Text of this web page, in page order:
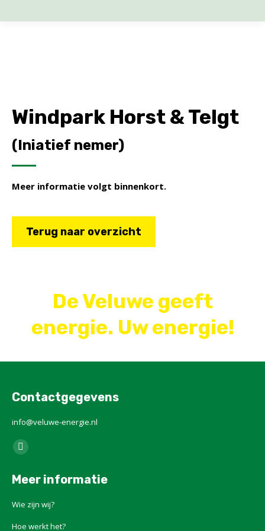
Windpark Horst & Telgt
(Iniatief nemer)
Meer informatie volgt binnenkort.
Terug naar overzicht
De Veluwe geeft
energie. Uw energie!
Contactgegevens
info@veluwe-energie.nl
Vind ons op:
X
opens
Meer informatie
Wie zijn wij?
Hoe werkt het?